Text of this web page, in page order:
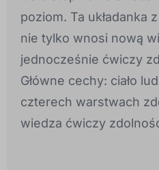
poziom. Ta układanka
nie tylko wnosi nową
jednocześnie ćwiczy
Główne cechy: ciało
czterech warstwach
wiedza ćwiczy